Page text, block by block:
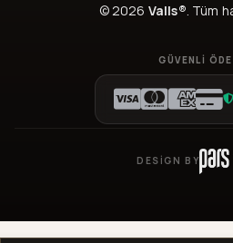
© 2026 Valls® . Tüm
GÜVENLI
DESIGN BY